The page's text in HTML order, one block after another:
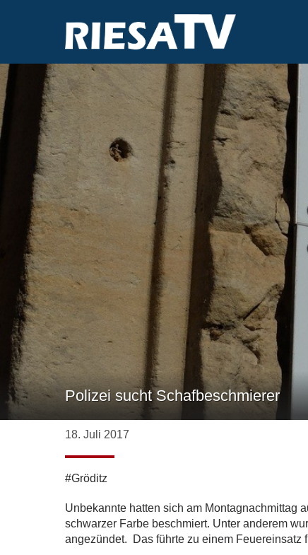
Polizei sucht Schafbeschmierer
18. Juli 2017
#Gröditz
Unbekannte hatten sich am Montagnachmittag
schwarzer Farbe beschmiert. Unter anderem
angezündet. Das führte zu einem Feuereinsatz